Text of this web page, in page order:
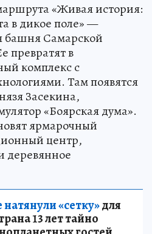
«Живая история:
в дикое поле» —
башня Самарской
превратят в
комплекс с
Там появятся
Засекина,
«Боярская дума».
ярмарочный
центр,
деревянное
«сетку»для
13 лет тайно